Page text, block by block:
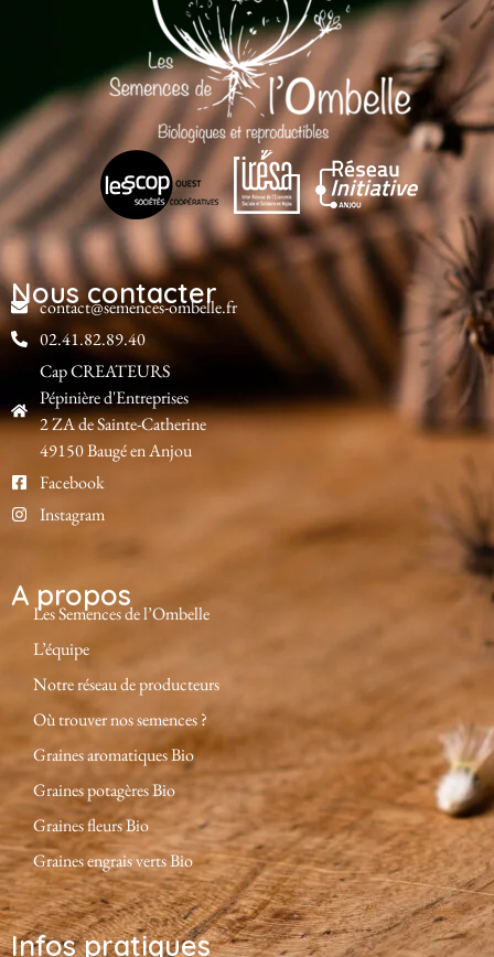
Nous contacter
contact@semences-ombelle.fr
02.41.82.89.40
Cap CREATEURS
Pépinière d'Entreprises
2 ZA de Sainte-Catherine
49150 Baugé en Anjou
Facebook
Instagram
A propos
Les Semences de l’Ombelle
L’équipe
Notre réseau de producteurs
Où trouver nos semences ?
Graines aromatiques Bio
Graines potagères Bio
Graines fleurs Bio
Graines engrais verts Bio
Infos pratiques